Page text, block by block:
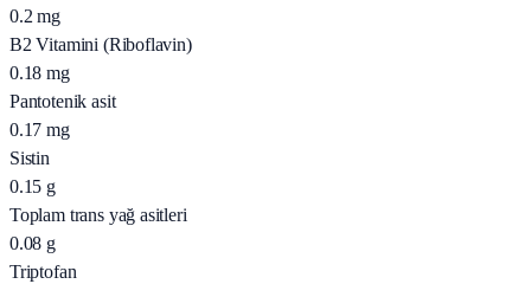
0.2 mg
B2 Vitamini (Riboflavin)
0.18 mg
Pantotenik asit
0.17 mg
Sistin
0.15 g
Toplam trans yağ asitleri
0.08 g
Triptofan